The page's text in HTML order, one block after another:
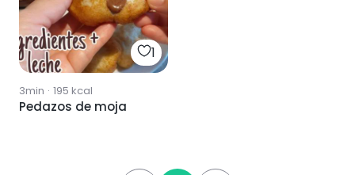
1
3min · 195 kcal
Pedazos de moja